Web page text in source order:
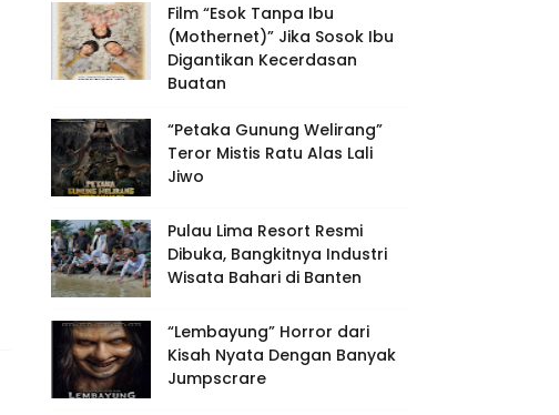
Film “Esok Tanpa Ibu
(Mothernet)” Jika Sosok Ibu
Digantikan Kecerdasan
Buatan
“Petaka Gunung Welirang”
Teror Mistis Ratu Alas Lali
Jiwo
Pulau Lima Resort Resmi
Dibuka, Bangkitnya Industri
Wisata Bahari di Banten
“Lembayung” Horror dari
Kisah Nyata Dengan Banyak
Jumpscrare